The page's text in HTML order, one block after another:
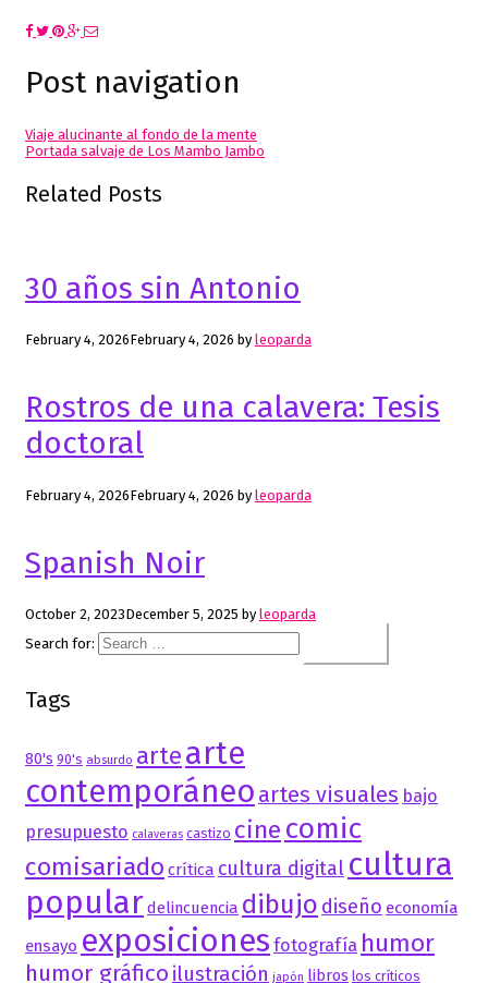
Post navigation
Viaje alucinante al fondo de la mente
Portada salvaje de Los Mambo Jambo
Related Posts
30 años sin Antonio
February 4, 2026February 4, 2026 byleoparda
Rostros de una calavera: Tesis
doctoral
February 4, 2026February 4, 2026 byleoparda
Spanish Noir
October 2, 2023December 5, 2025 byleoparda
Search for:
Tags
80's 90's absurdo artearte
contemporáneo artes visuales bajo
presupuesto calaveras castizo cine comic
comisariado crítica cultura digital cultura
populardelincuencia dibujo diseño economía
ensayo exposiciones fotografía humor
humor gráfico ilustración japón libros los críticos